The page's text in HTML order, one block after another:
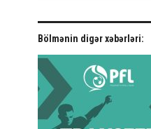
Bölmənin digər xəbərləri: